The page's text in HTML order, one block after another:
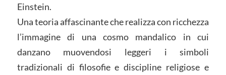
Einstein.
Una teoria affascinante che realizza con ricchezza
l’immagine di una cosmo mandalico in cui
danzano muovendosi leggeri i simboli
tradizionali di filosofie e discipline religiose e